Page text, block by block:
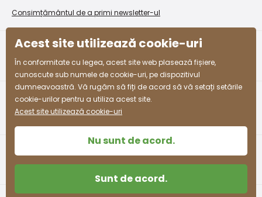
Condiții de promovare și coduri de reducere
Program de afiliere
Colectarea bunurilor
Consimțământul de a primi newsletter-ul
Acest site utilizează cookie-uri
În conformitate cu legea, acest site web plasează fișiere,
cunoscute sub numele de cookie-uri, pe dispozitivul
dumneavoastră. Vă rugăm să fiți de acord să vă setați setările
cookie-urilor pentru a utiliza acest site.
Acest site utilizează cookie-uri
Nu sunt de acord.
Sunt de acord.